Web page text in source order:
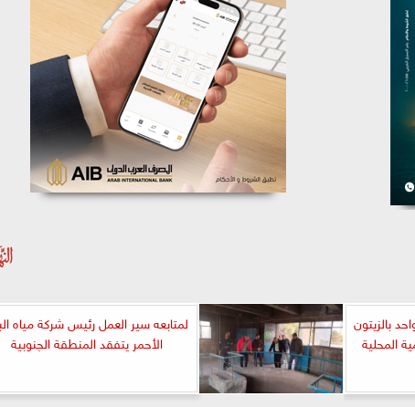
بالزيتون
المحلية
لمتابعه سير العمل رئيس شركة مياه
الأحمر يتفقد المنطقة الجنوبية